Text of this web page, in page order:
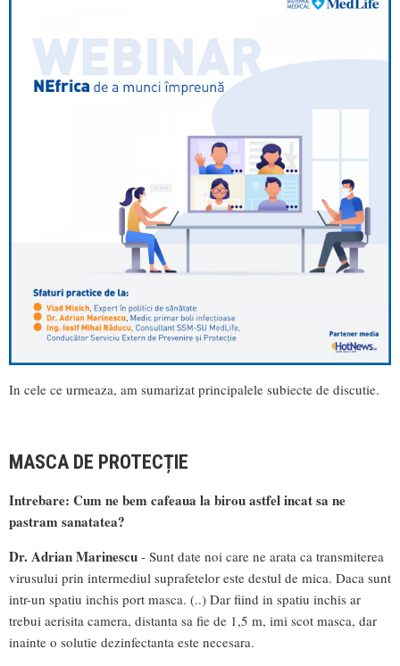
In cele ce urmeaza, am sumarizat principalele subiecte de discutie.
MASCA DE PROTECȚIE
Intrebare: Cum ne bem cafeaua la birou astfel incat sa ne
pastram sanatatea?
Dr. Adrian Marinescu - Sunt date noi care ne arata ca transmiterea
virusului prin intermediul suprafetelor este destul de mica. Daca sunt
intr-un spatiu inchis port masca. (..) Dar fiind in spatiu inchis ar
trebui aerisita camera, distanta sa fie de 1,5 m, imi scot masca, dar
inainte o solutie dezinfectanta este necesara.